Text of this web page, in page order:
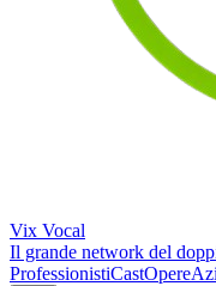
Vix Vocal
Il grande network del
ProfessionistiCastOpere